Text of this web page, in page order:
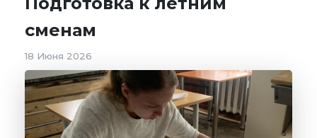
сменам
18 Июня 2026